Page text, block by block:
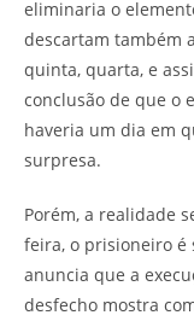
eliminaria o
descartam também
quinta, quarta, e
conclusão de que o
haveria um dia em
surpresa.
Porém, a realidade
feira, o prisioneiro é
anuncia que a
desfecho mostra